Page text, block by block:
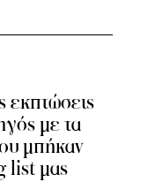
εκπτώσεις
με τα
μπήκαν
list μας